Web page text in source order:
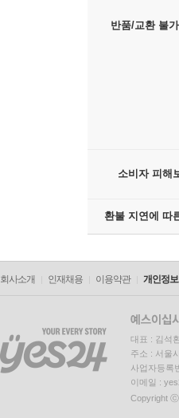
반품/교환 불
소비자 피해
환불 지연에 따
회사소개 인재채용 이용약관 개인정
대표 : 김석
주소 : 서울
사업자등록
이메일 :
Copyright ⓒ